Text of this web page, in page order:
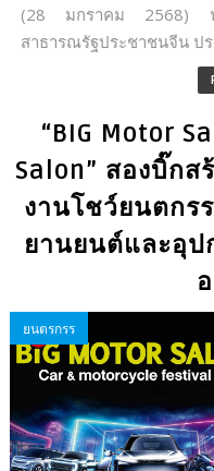
(28 มกราคม 2568) น
สาธารณรัฐประชาชนจีน ปร
“BIG Motor
Salon” สองบิ๊ก
งานโชว์ยนตกร
ยานยนต์และอุ
ยนตรกรร